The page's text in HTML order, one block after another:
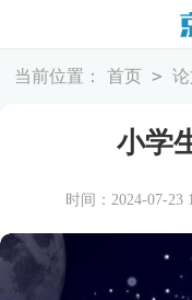
当前位置： 首页 >
小学
时间：2024-07-23